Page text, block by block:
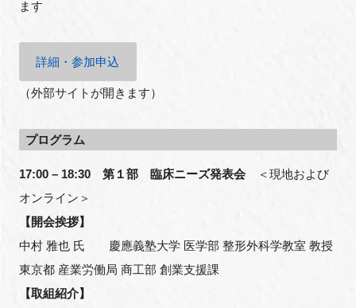
ます
詳細・参加申込
（外部サイトが開きます）
プログラム
17:00 – 18:30 第１部 臨床ニーズ発表会＜現地および
オンライン＞
【開会挨拶】
中村 雅也 氏 慶應義塾大学 医学部 整形外科学教室 教授
東京都 産業労働局 商工部 創業支援課
【取組紹介】